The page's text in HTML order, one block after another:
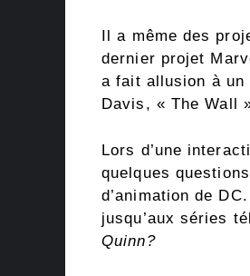
Il a même des
dernier projet
a fait allusion à un
Davis, « The Wall
Lors d’une
quelques
d’animation de
jusqu’aux séries
Quinn?